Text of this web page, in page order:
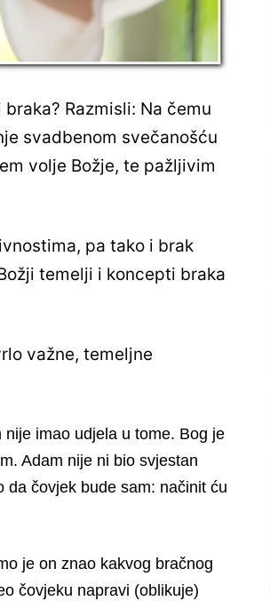
Razmisli: Na čemu
svadbenom svečanošću
volje Božje, te pažljivim
pa tako i brak
temelji i koncepti braka
važne, temeljne
nije imao udjela u tome. Bog je
Adam nije ni bio svjestan
da čovjek bude sam: načinit ću
je on znao kakvog bračnog
čovjeku napravi (oblikuje)